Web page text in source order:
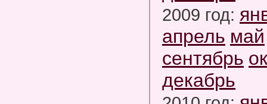
2009 год:
апрель май
сентябрь
декабрь